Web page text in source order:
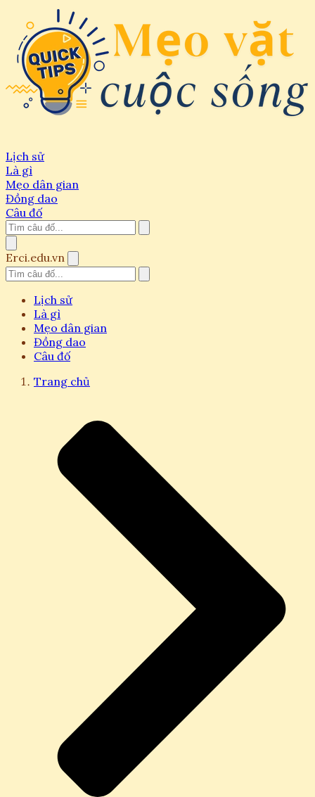
Lịch sử
Là gì
Mẹo dân gian
Đồng dao
Câu đố
Erci.edu.vn
Lịch sử
Là gì
Mẹo dân gian
Đồng dao
Câu đố
Trang chủ